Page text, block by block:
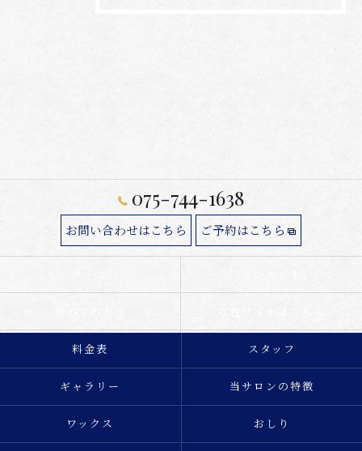
075-744-1638
お問い合わせはこちら ご予約はこちら
女性サイトはこちら
料金表 スタッフ
ギャラリー 当サロンの特徴
ワックス おしり